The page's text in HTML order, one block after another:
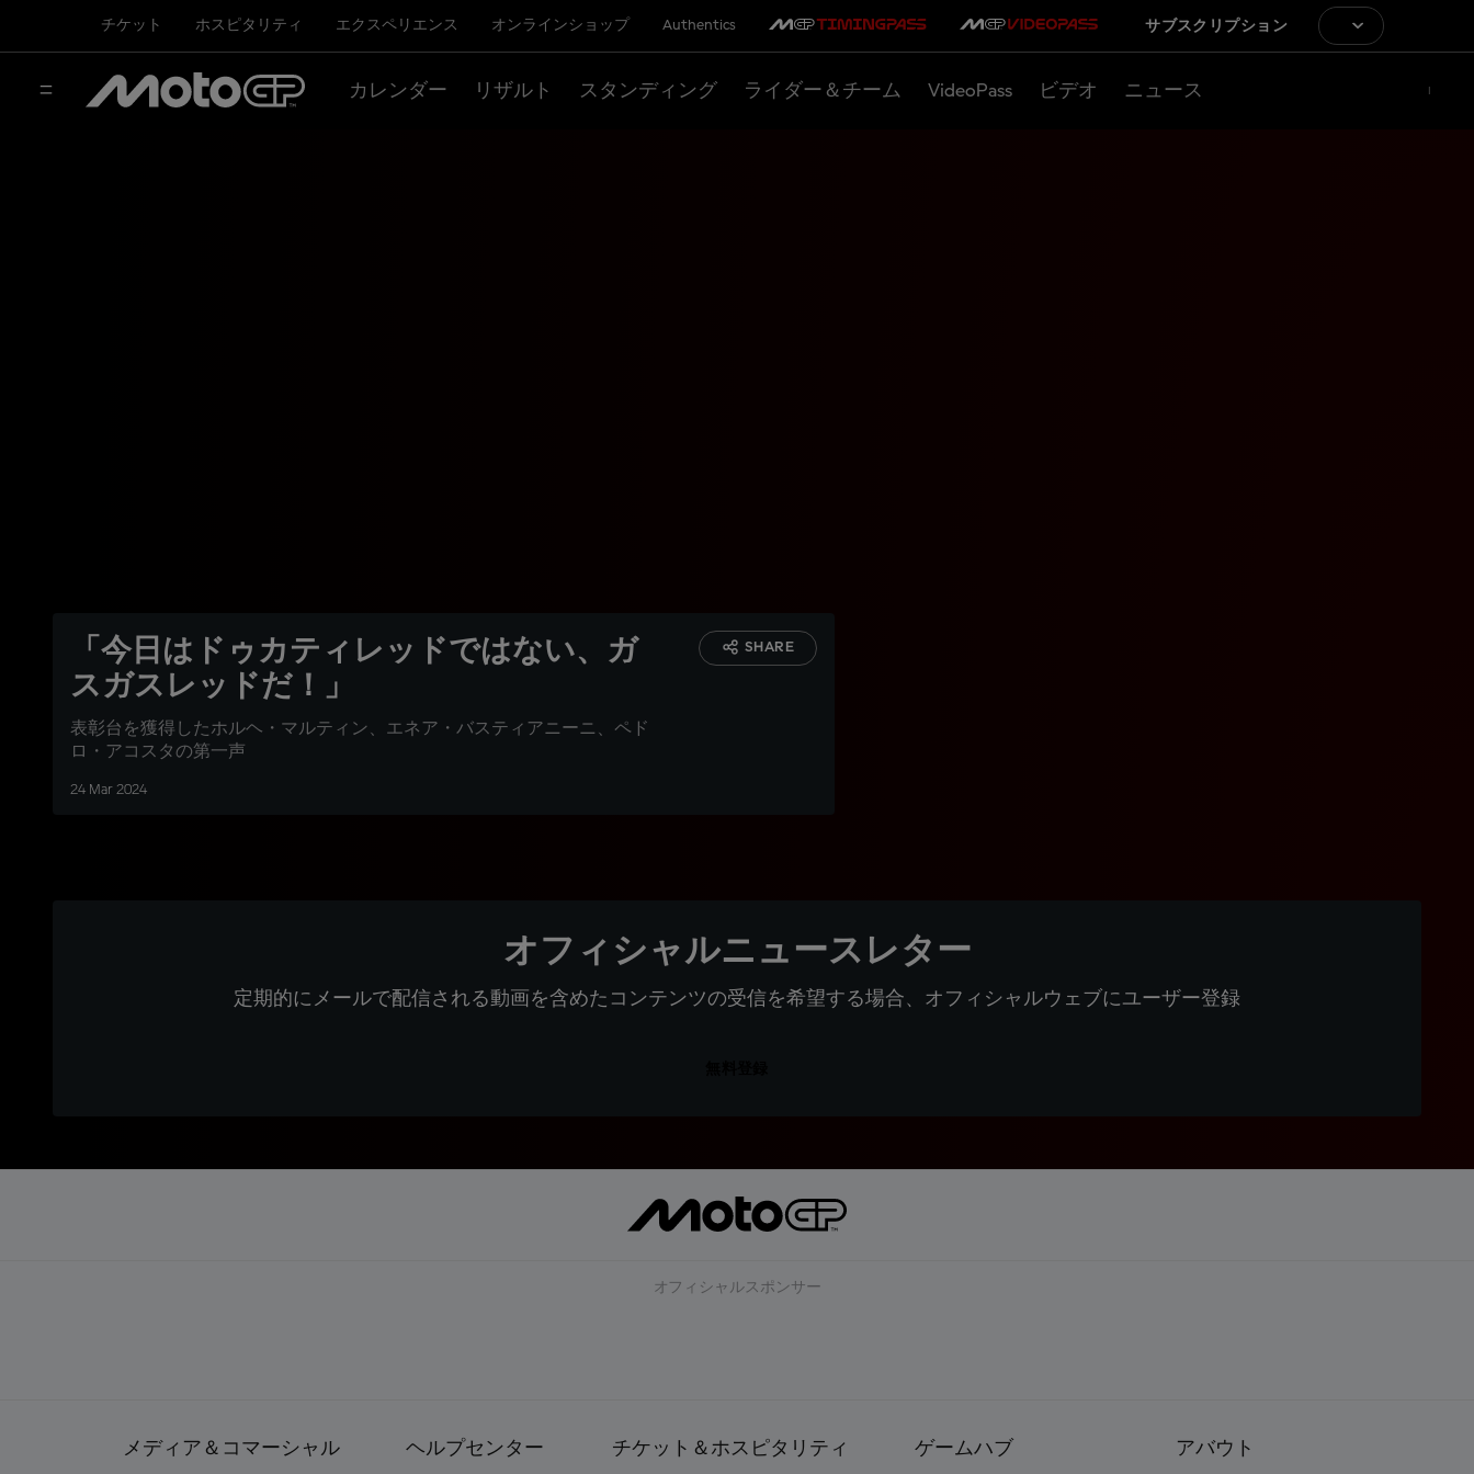
チケット ホスピタリティ エクスペリエンス オンラインショップ Authentics サブスクリプション
カレンダー リザルト スタンディング ライダー＆チーム VideoPass ビデオ ニュース
「今日はドゥカティレッドではない、ガ
スガスレッドだ！」
表彰台を獲得したホルヘ・マルティン、エネア・バスティアニーニ、ペド
ロ・アコスタの第一声
24 Mar 2024
SHARE
オフィシャルニュースレター
定期的にメールで配信される動画を含めたコンテンツの受信を希望する場合、オフィシャルウェブにユーザー登録
オフィシャルスポンサー
メディア＆コマーシャル ヘルプセンター チケット＆ホスピタリティ ゲームハブ アバウト